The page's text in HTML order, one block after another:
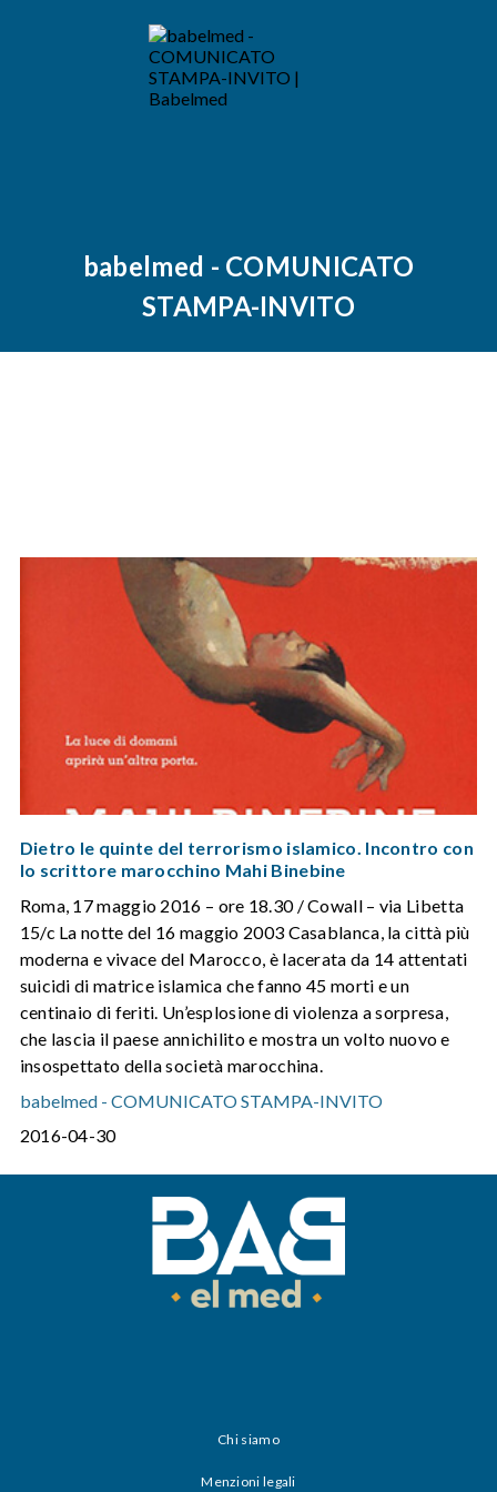
babelmed - COMUNICATO
STAMPA-INVITO
Dietro le quinte del terrorismo islamico. Incontro con
lo scrittore marocchino Mahi Binebine
Roma, 17 maggio 2016 – ore 18.30 / Cowall – via Libetta
15/c La notte del 16 maggio 2003 Casablanca, la città più
moderna e vivace del Marocco, è lacerata da 14 attentati
suicidi di matrice islamica che fanno 45 morti e un
centinaio di feriti. Un’esplosione di violenza a sorpresa,
che lascia il paese annichilito e mostra un volto nuovo e
insospettato della società marocchina.
babelmed - COMUNICATO STAMPA-INVITO
2016-04-30
Chi siamo
Menzioni legali